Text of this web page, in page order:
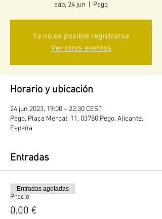
sáb, 24 jun Pego
Ya no es posible registrarse
Ver otros eventos
Horario y ubicación
24 jun 2023, 19:00 – 22:30 CEST
Pego, Plaça Mercat, 11, 03780 Pego, Alicante,
España
Entradas
Precio
0,00 €
Entradas agotadas